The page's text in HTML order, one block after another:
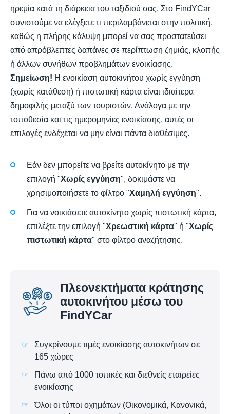
ηρεμία κατά τη διάρκεια του ταξιδιού σας. Στο FindYCar
συνιστούμε να ελέγξετε τι περιλαμβάνεται στην πολιτική,
καθώς η πλήρης κάλυψη μπορεί να σας προστατεύσει
από απρόβλεπτες δαπάνες σε περίπτωση ζημιάς, κλοπής
ή άλλων συνήθων προβλημάτων ενοικίασης.
Σημείωση! Η ενοικίαση αυτοκινήτου χωρίς εγγύηση
(χωρίς κατάθεση) ή πιστωτική κάρτα είναι ιδιαίτερα
δημοφιλής μεταξύ των τουριστών. Ανάλογα με την
τοποθεσία και τις ημερομηνίες ενοικίασης, αυτές οι
επιλογές ενδέχεται να μην είναι πάντα διαθέσιμες.
Εάν δεν μπορείτε να βρείτε αυτοκίνητο με την
επιλογή "Χωρίς εγγύηση", δοκιμάστε να
χρησιμοποιήσετε το φίλτρο "Χαμηλή εγγύηση".
Για να νοικιάσετε αυτοκίνητο χωρίς πιστωτική κάρτα,
επιλέξτε την επιλογή "Χρεωστική κάρτα" ή "Χωρίς
πιστωτική κάρτα" στο φίλτρο αναζήτησης.
Πλεονεκτήματα κράτησης
αυτοκινήτου μέσω του
FindYCar
Συγκρίνουμε τιμές ενοικίασης αυτοκινήτων σε
165 χώρες
Πάνω από 1000 τοπικές και διεθνείς εταιρείες
ενοικίασης
Όλοι οι τύποι οχημάτων (Οικονομικά, Κανονικά,